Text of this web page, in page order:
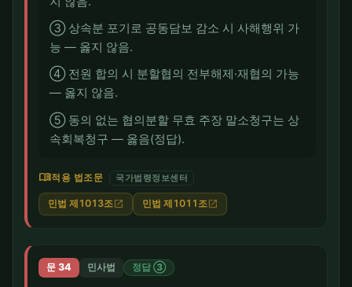
③ 상속분 포기로 공동담보 감소 시 사해행위 가
능 — 옳지 않음.
④ 전원 합의 시 분할협의 전부해제·재협의 가능
— 옳지 않음.
⑤ 동의 없는 협의분할 무효 주장 말소청구는 상
속회복청구 — 옳음(정답).
menu_book적용 법조문 국가법령정보센터
민법 제1013조 open_in_new 민법 제1011조 open_in_new
문 34 민사법 정답 ③